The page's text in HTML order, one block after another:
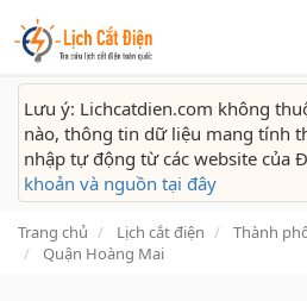
Lưu ý: Lichcatdien.com không
nào, thông tin dữ liệu mang tính
nhập tự động từ các website của
khoản và nguồn tại đây
Trang chủ Lịch cắt điện
Thành
Quận Hoàng Mai